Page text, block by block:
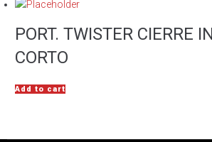
PORT. TWISTER CIERRE
CORTO
Add to cart